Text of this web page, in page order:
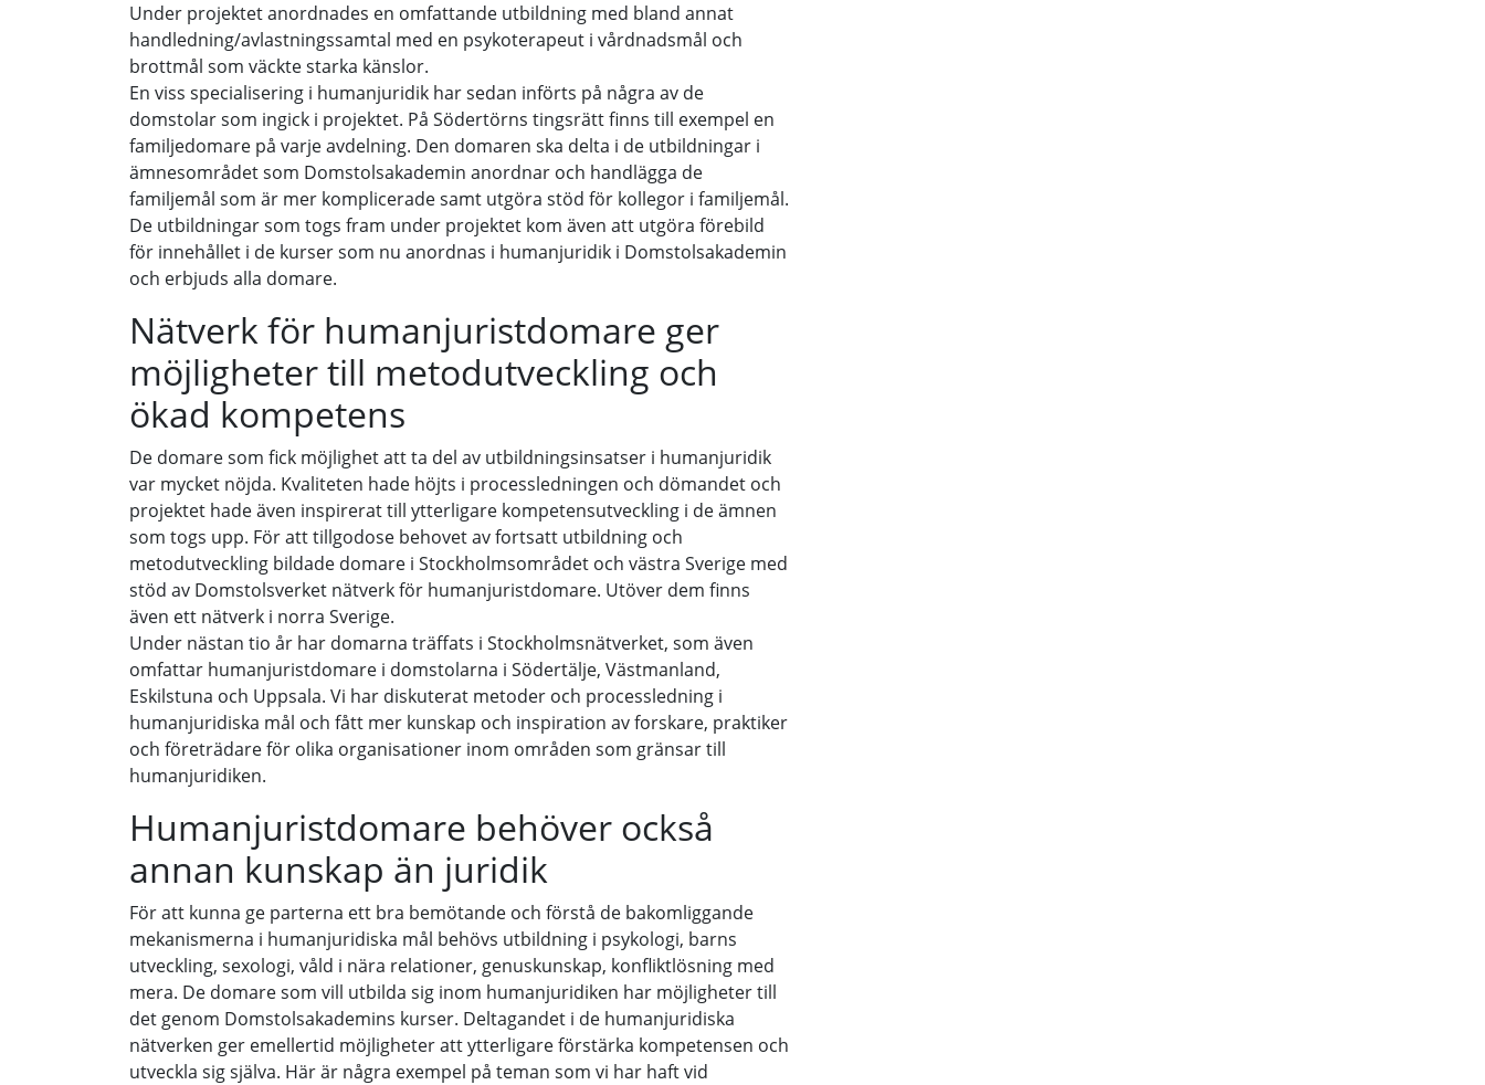
Under projektet anordnades en omfattande utbildning med bland annat
handledning/avlastningssamtal med en psykoterapeut i vårdnadsmål och
brottmål som väckte starka känslor.
En viss specialisering i humanjuridik har sedan införts på några av de
domstolar som ingick i projektet. På Södertörns tingsrätt finns till exempel en
familjedomare på varje avdelning. Den domaren ska delta i de utbildningar i
ämnesområdet som Domstolsakademin anordnar och handlägga de
familjemål som är mer komplicerade samt utgöra stöd för kollegor i familjemål.
De utbildningar som togs fram under projektet kom även att utgöra förebild
för innehållet i de kurser som nu anordnas i humanjuridik i Domstolsakademin
och erbjuds alla domare.
Nätverk för humanjuristdomare ger
möjligheter till metodutveckling och
ökad kompetens
De domare som fick möjlighet att ta del av utbildningsinsatser i humanjuridik
var mycket nöjda. Kvaliteten hade höjts i processledningen och dömandet och
projektet hade även inspirerat till ytterligare kompetensutveckling i de ämnen
som togs upp. För att tillgodose behovet av fortsatt utbildning och
metodutveckling bildade domare i Stockholmsområdet och västra Sverige med
stöd av Domstolsverket nätverk för humanjuristdomare. Utöver dem finns
även ett nätverk i norra Sverige.
Under nästan tio år har domarna träffats i Stockholmsnätverket, som även
omfattar humanjuristdomare i domstolarna i Södertälje, Västmanland,
Eskilstuna och Uppsala. Vi har diskuterat metoder och processledning i
humanjuridiska mål och fått mer kunskap och inspiration av forskare, praktiker
och företrädare för olika organisationer inom områden som gränsar till
humanjuridiken.
Humanjuristdomare behöver också
annan kunskap än juridik
För att kunna ge parterna ett bra bemötande och förstå de bakomliggande
mekanismerna i humanjuridiska mål behövs utbildning i psykologi, barns
utveckling, sexologi, våld i nära relationer, genuskunskap, konfliktlösning med
mera. De domare som vill utbilda sig inom humanjuridiken har möjligheter till
det genom Domstolsakademins kurser. Deltagandet i de humanjuridiska
nätverken ger emellertid möjligheter att ytterligare förstärka kompetensen och
utveckla sig själva. Här är några exempel på teman som vi har haft vid